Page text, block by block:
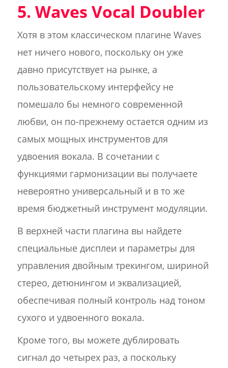
5. Waves Vocal Doubler
Хотя в этом классическом плагине Waves
нет ничего нового, поскольку он уже
давно присутствует на рынке, а
пользовательскому интерфейсу не
помешало бы немного современной
любви, он по-прежнему остается одним из
самых мощных инструментов для
удвоения вокала. В сочетании с
функциями гармонизации вы получаете
невероятно универсальный и в то же
время бюджетный инструмент модуляции.
В верхней части плагина вы найдете
специальные дисплеи и параметры для
управления двойным трекингом, шириной
стерео, детюнингом и эквализацией,
обеспечивая полный контроль над тоном
сухого и удвоенного вокала.
Кроме того, вы можете дублировать
сигнал до четырех раз, а поскольку